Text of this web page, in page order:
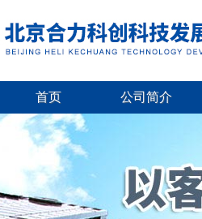
首页 公司简介